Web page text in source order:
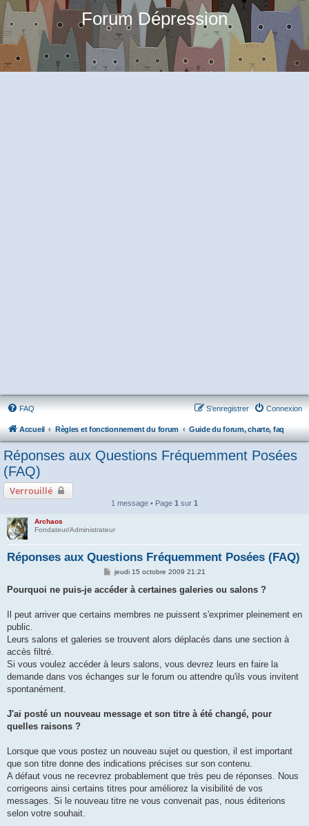
Forum Dépression
FAQ Connexion
S’enregistrer
Accueil Règles et fonctionnement du forum Guide du forum, charte, faq
Réponses aux Questions Fréquemment Posées
(FAQ)
Verrouillé
1 message • Page 1 sur 1
Archaos
Fondateur/Administrateur
Réponses aux Questions Fréquemment Posées (FAQ)
M
s
g
jeudi 15 octobre 2009 21:21
Pourquoi ne puis-je accéder à certaines galeries ou salons ?
Il peut arriver que certains membres ne puissent s'exprimer pleinement en
public.
Leurs salons et galeries se trouvent alors déplacés dans une section à
accès filtré.
Si vous voulez accéder à leurs salons, vous devrez leurs en faire la
demande dans vos échanges sur le forum ou attendre qu'ils vous invitent
spontanément.
J'ai posté un nouveau message et son titre à été changé, pour
quelles raisons ?
Lorsque que vous postez un nouveau sujet ou question, il est important
que son titre donne des indications précises sur son contenu.
A défaut vous ne recevrez probablement que très peu de réponses. Nous
corrigeons ainsi certains titres pour améliorez la visibilité de vos
messages. Si le nouveau titre ne vous convenait pas, nous éditerions
selon votre souhait.